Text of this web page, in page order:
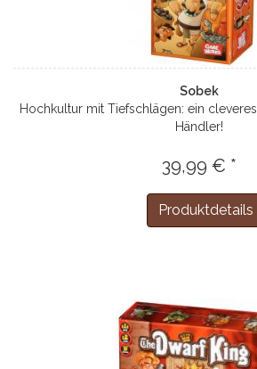
Sobek
Hochkultur mit Tiefschlägen: ein
Händler!
39,99 € *
Produktdetails